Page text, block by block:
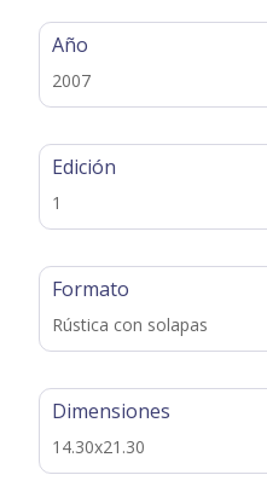
Año
2007
Edición
1
Formato
Rústica con solapas
Dimensiones
14.30x21.30